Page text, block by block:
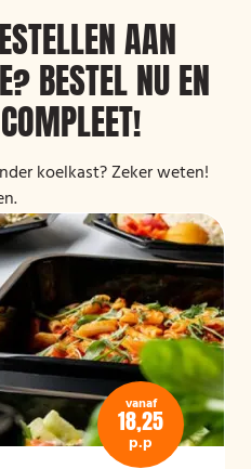
AAN
BESTEL NU EN
koelkast? Zeker weten!
vanaf
18,25
p.p